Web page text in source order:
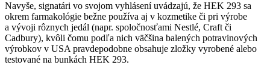
Navyše, signatári vo svojom vyhlásení uvádzajú, že HEK 293 sa
okrem farmakológie bežne používa aj v kozmetike či pri výrobe
a vývoji rôznych jedál (napr. spoločnosťami Nestlé, Craft či
Cadbury), kvôli čomu podľa nich väčšina balených potravinových
výrobkov v USA pravdepodobne obsahuje zložky vyrobené alebo
testované na bunkách HEK 293.